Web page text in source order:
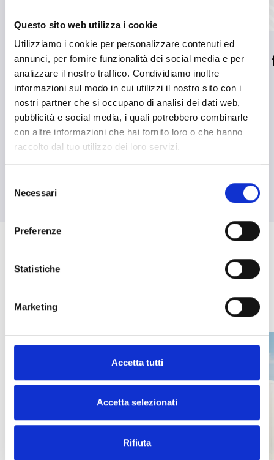
Questo sito web utilizza i cookie
Utilizziamo i cookie per personalizzare contenuti ed
annunci, per fornire funzionalità dei social media e per
analizzare il nostro traffico. Condividiamo inoltre
informazioni sul modo in cui utilizzi il nostro sito con i
nostri partner che si occupano di analisi dei dati web,
pubblicità e social media, i quali potrebbero combinarle
con altre informazioni che hai fornito loro o che hanno
raccolto dal tuo utilizzo dei loro servizi.
delNecessari
Preferenze
Statistiche
Marketing
Accetta tutti
Accetta selezionati
Rifiuta
Inim premiata ai MADE
Future Industry Awards
dal Ministero delle
Imprese e del Made in
Italy
LEGGI DI PIÙ south_east
Inim entra
AERME
LEGGI DI PIÙ